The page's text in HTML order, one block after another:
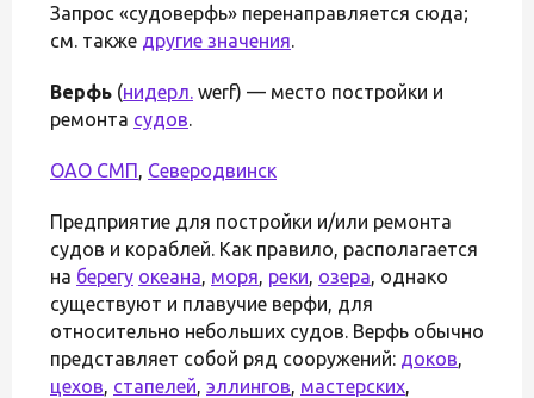
Запрос «судоверфь» перенаправляется сюда;
см. также другие значения.
Верфь (нидерл. werf) — место постройки и
ремонта судов.
ОАО СМП, Северодвинск
Предприятие для постройки и/или ремонта
судов и кораблей. Как правило, располагается
на берегу океана, моря, реки, озера, однако
существуют и плавучие верфи, для
относительно небольших судов. Верфь обычно
представляет собой ряд сооружений: доков,
цехов, стапелей, эллингов, мастерских,